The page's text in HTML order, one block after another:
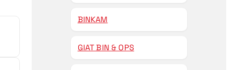
BINKAM
GIAT BIN & OPS